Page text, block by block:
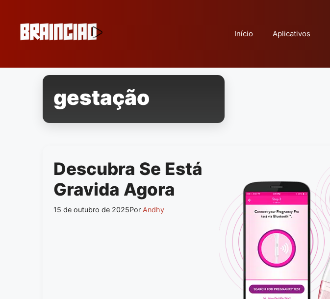
conteúdo
Início Aplicativos
gestação
Descubra Se Está
Gravida Agora
15 de outubro de 2025Por Andhy